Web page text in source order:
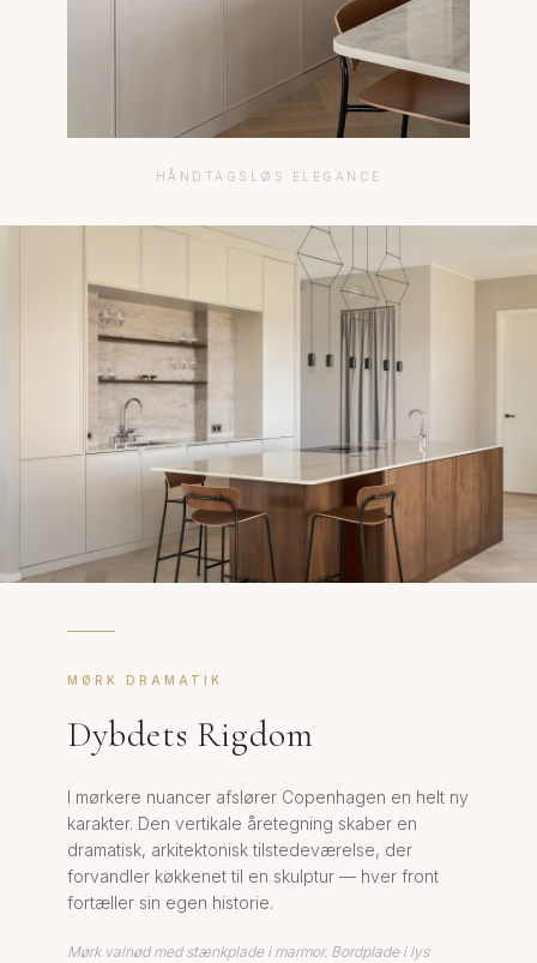
HÅNDTAGSLØS ELEGANCE
MØRK DRAMATIK
Dybdets Rigdom
I mørkere nuancer afslører Copenhagen en helt ny
karakter. Den vertikale åretegning skaber en
dramatisk, arkitektonisk tilstedeværelse, der
forvandler køkkenet til en skulptur — hver front
fortæller sin egen historie.
Mørk valnød med stænkplade i marmor. Bordplade i lys